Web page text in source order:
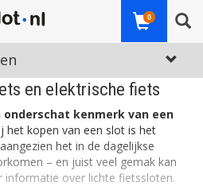
0
en elektrische fiets
kenmerk van een
het kopen van een slot is het
het in de dagelijkse
– en juist veel gemak kan
informatie over lichte fietssloten.